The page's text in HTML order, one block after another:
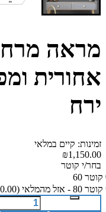
מראה
אחורית
ירח
זמינות: קיים במלאי
₪1,150.00
בחר/י קוטר
קוטר 60
קוטר 80 - אזל מהמלאי
(₪330.00+)